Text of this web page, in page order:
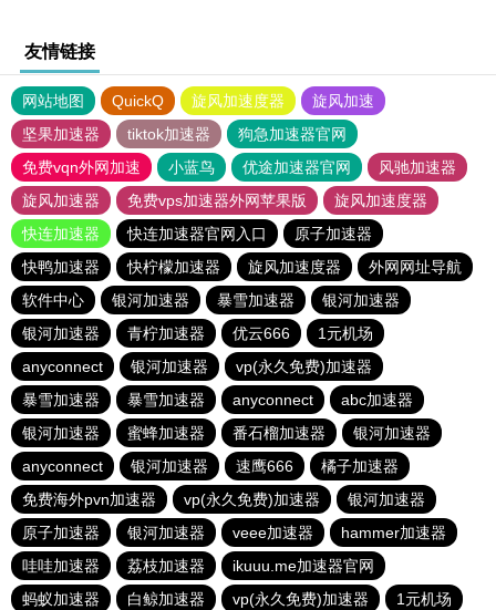
友情链接
网站地图 QuickQ 旋风加速度器
旋风加速
坚果加速器
tiktok加速器
狗急加速器官网
免费vqn外网加速
小蓝鸟 优途加速器官网
风驰加速器
旋风加速器
免费vps加速器外网苹果版
旋风加速度器
快连加速器
快连加速器官网入口
原子加速器
快鸭加速器
快柠檬加速器 旋风加速度器
外网网址导航
软件中心
银河加速器 暴雪加速器
银河加速器
银河加速器
青柠加速器 优云666
1元机场
anyconnect
银河加速器
vp(永久免费)加速器
暴雪加速器
暴雪加速器 anyconnect
abc加速器
银河加速器
蜜蜂加速器 番石榴加速器
银河加速器
anyconnect
银河加速器 速鹰666
橘子加速器
免费海外pvn加速器
vp(永久免费)加速器
银河加速器
原子加速器
银河加速器 veee加速器
hammer加速器
哇哇加速器
荔枝加速器
ikuuu.me加速器官网
蚂蚁加速器
白鲸加速器 vp(永久免费)加速器 1元机场